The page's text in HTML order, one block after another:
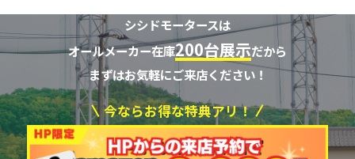
シシドモータースは
オールメーカー在庫200台展示だから
まずはお気軽にご来店ください！
今ならお得な特典アリ！